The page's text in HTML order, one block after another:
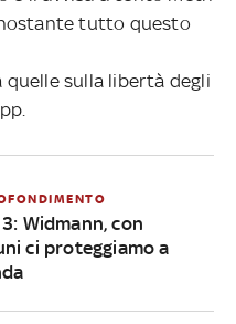
tutto questo
quelle sulla libertà degli
3: Widmann, con
ci proteggiamo a